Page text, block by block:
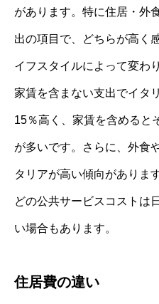
があります。特に住居・外
出の項目で、どちらが高く
イフスタイルによって変わ
家賃を含まない支出でイタ
15％高く、家賃を含めると
が多いです。さらに、外食
タリアが高い傾向がありま
どの公共サービスコストは
い場合もあります。
住居費の違い